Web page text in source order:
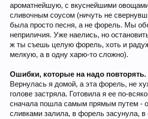
ароматнейшую, с вкуснейшими
сливочным соусом (ничуть не
была просто песня, а не форель. Мы
неприличия. Уже наелись, но
ж ты съешь целую форель, хоть и
мелкую, а в одну харю-то сложно).
Ошибки, которые на надо повторять.
Вернулась я домой, а эта форель, не
голове застряла. Готовила я ее по-
сначала пошла самым прямым путем -
сливками залила, в форель засунула, в